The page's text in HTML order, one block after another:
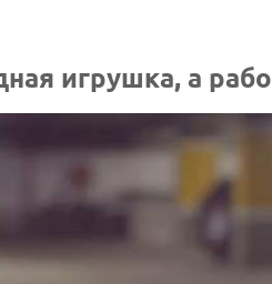
игрушка, а